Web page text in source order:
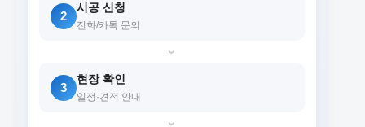
2
시공 신청
전화/카톡 문의
›
3
현장 확인
일정·견적 안내
›